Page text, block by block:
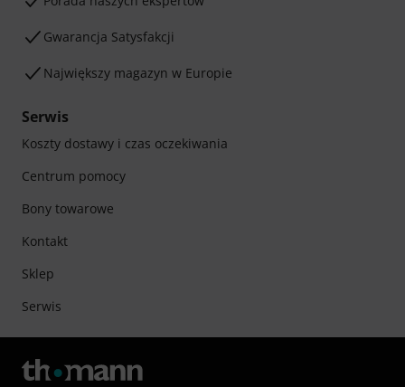
Gwarancja Satysfakcji
Największy magazyn w Europie
Serwis
Koszty dostawy i czas oczekiwania
Centrum pomocy
Bony towarowe
Kontakt
Sklep
Serwis